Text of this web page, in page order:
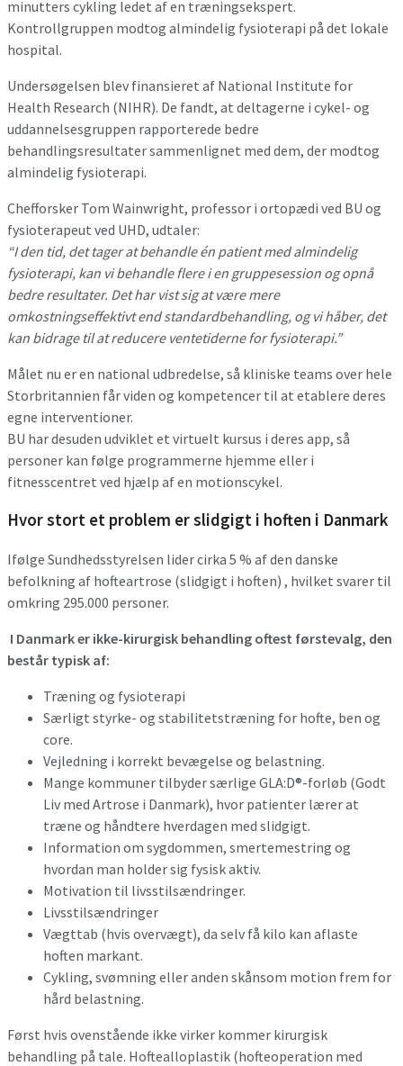
minutters cykling ledet af en træningsekspert.
Kontrollgruppen modtog almindelig fysioterapi på det lokale
hospital.
Undersøgelsen blev finansieret af National Institute for
Health Research (NIHR). De fandt, at deltagerne i cykel- og
uddannelsesgruppen rapporterede bedre
behandlingsresultater sammenlignet med dem, der modtog
almindelig fysioterapi.
Chefforsker Tom Wainwright, professor i ortopædi ved BU og
fysioterapeut ved UHD, udtaler:
“I den tid, det tager at behandle én patient med almindelig
fysioterapi, kan vi behandle flere i en gruppesession og opnå
bedre resultater. Det har vist sig at være mere
omkostningseffektivt end standardbehandling, og vi håber, det
kan bidrage til at reducere ventetiderne for fysioterapi.”
Målet nu er en national udbredelse, så kliniske teams over hele
Storbritannien får viden og kompetencer til at etablere deres
egne interventioner.
BU har desuden udviklet et virtuelt kursus i deres app, så
personer kan følge programmerne hjemme eller i
fitnesscentret ved hjælp af en motionscykel.
Hvor stort et problem er slidgigt i hoften i Danmark
Ifølge Sundhedsstyrelsen lider cirka 5 % af den danske
befolkning af hofteartrose (slidgigt i hoften) , hvilket svarer til
omkring 295.000 personer.
I Danmark er ikke-kirurgisk behandling oftest førstevalg, den
består typisk af:
Træning og fysioterapi
Særligt styrke- og stabilitetstræning for hofte, ben og
core.
Vejledning i korrekt bevægelse og belastning.
Mange kommuner tilbyder særlige GLA:D®-forløb (Godt
Liv med Artrose i Danmark), hvor patienter lærer at
træne og håndtere hverdagen med slidgigt.
Information om sygdommen, smertemestring og
hvordan man holder sig fysisk aktiv.
Motivation til livsstilsændringer.
Livsstilsændringer
Vægttab (hvis overvægt), da selv få kilo kan aflaste
hoften markant.
Cykling, svømning eller anden skånsom motion frem for
hård belastning.
Først hvis ovenstående ikke virker kommer kirurgisk
behandling på tale. Hoftealloplastik (hofteoperation med